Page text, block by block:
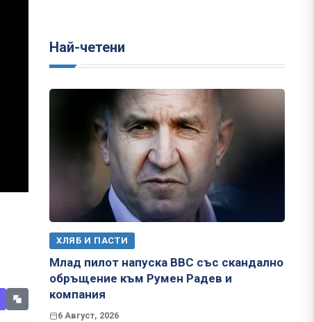
Най-четени
ХЛЯБ И ПАСТИ
Млад пилот напуска ВВС със скандално
обръщение към Румен Радев и
компания
6 Август, 2026